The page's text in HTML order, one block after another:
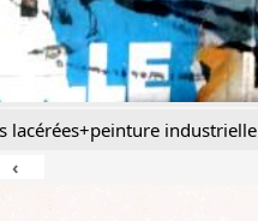
lacérées+peinture industrielle
‹